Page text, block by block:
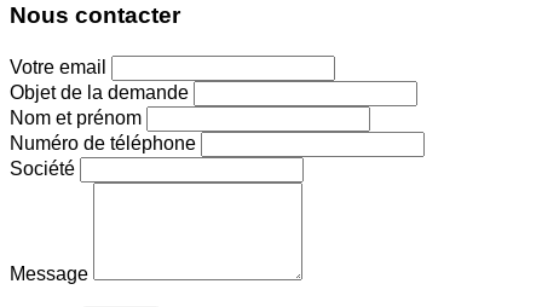
Nous contacter
Votre email
Objet de la demande
Nom et prénom
Numéro de téléphone
Société
Message